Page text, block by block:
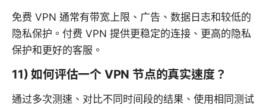
免费 VPN 通常有带宽上限、广告、数据日志和较低的
隐私保护。付费 VPN 提供更稳定的连接、更高的隐私
保护和更好的客服。
11) 如何评估一个 VPN 节点的真实速度？
通过多次测速、对比不同时间段的结果、使用相同测试